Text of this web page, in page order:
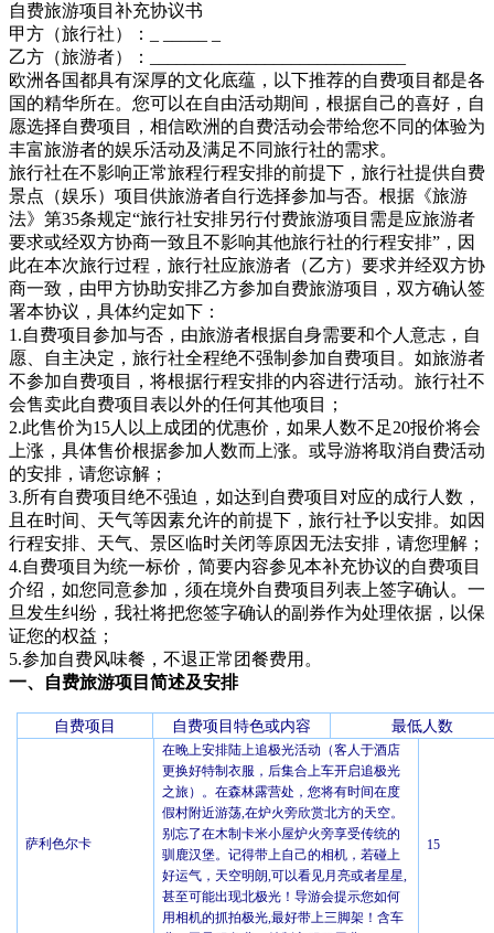
自费旅游项目补充协议书
甲方（旅行社）：_ _____ _
乙方（旅游者）：_____________________________
欧洲各国都具有深厚的文化底蕴，以下推荐的自费项目都是各
国的精华所在。您可以在自由活动期间，根据自己的喜好，自
愿选择自费项目，相信欧洲的自费活动会带给您不同的体验为
丰富旅游者的娱乐活动及满足不同旅行社的需求。
旅行社在不影响正常旅程行程安排的前提下，旅行社提供自费
景点（娱乐）项目供旅游者自行选择参加与否。根据《旅游
法》第35条规定“旅行社安排另行付费旅游项目需是应旅游者
要求或经双方协商一致且不影响其他旅行社的行程安排”，因
此在本次旅行过程，旅行社应旅游者（乙方）要求并经双方协
商一致，由甲方协助安排乙方参加自费旅游项目，双方确认签
署本协议，具体约定如下：
1.自费项目参加与否，由旅游者根据自身需要和个人意志，自
愿、自主决定，旅行社全程绝不强制参加自费项目。如旅游者
不参加自费项目，将根据行程安排的内容进行活动。旅行社不
会售卖此自费项目表以外的任何其他项目；
2.此售价为15人以上成团的优惠价，如果人数不足20报价将会
上涨，具体售价根据参加人数而上涨。或导游将取消自费活动
的安排，请您谅解；
3.所有自费项目绝不强迫，如达到自费项目对应的成行人数，
且在时间、天气等因素允许的前提下，旅行社予以安排。如因
行程安排、天气、景区临时关闭等原因无法安排，请您理解；
4.自费项目为统一标价，简要内容参见本补充协议的自费项目
介绍，如您同意参加，须在境外自费项目列表上签字确认。一
旦发生纠纷，我社将把您签字确认的副券作为处理依据，以保
证您的权益；
5.参加自费风味餐，不退正常团餐费用。
一、自费旅游项目简述及安排
自费项目 自费项目特色或内容 最低人数
萨利色尔卡
在晚上安排陆上追极光活动（客人于酒店
更换好特制衣服，后集合上车开启追极光
之旅） 。在森林露营处，您将有时间在度
假村附近游荡,在炉火旁欣赏北方的天空。
别忘了在木制卡米小屋炉火旁享受传统的
驯鹿汉堡。记得带上自己的相机 ，若碰上
好运气 ， 天空明朗,可以看见月亮或者星星,
甚至可能出现北极光 ！导游会提示您如何
用相机的抓拍极光,最好带上三脚架！含车
15